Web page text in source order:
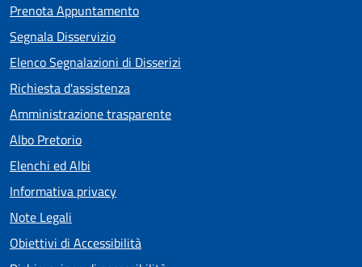
Prenota Appuntamento
Segnala Disservizio
Elenco Segnalazioni di Disserizi
Richiesta d'assistenza
Amministrazione trasparente
Albo Pretorio
Elenchi ed Albi
Informativa privacy
Note Legali
Obiettivi di Accessibilità